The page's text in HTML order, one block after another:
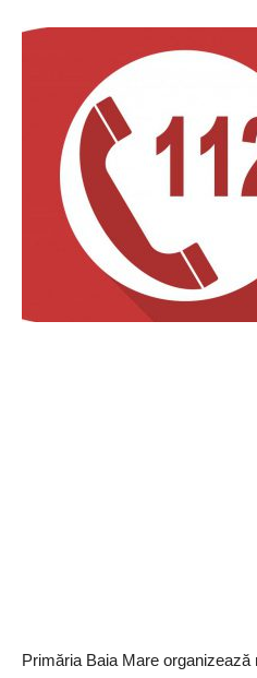
Primăria Baia Mare organizează